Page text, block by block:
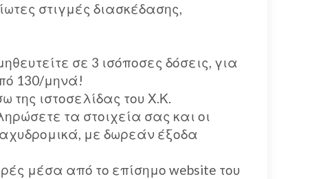
στιγμές διασκέδασης,
σε 3 ισόποσες δόσεις, για
130/μηνά!
της ιστοσελίδας του Χ.Κ.
τα στοιχεία σας και οι
με δωρεάν έξοδα
μέσα από το επίσημο website του